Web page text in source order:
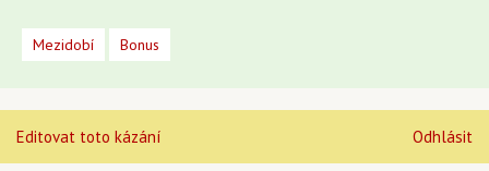
Mezidobí Bonus
Editovat toto kázání Odhlásit